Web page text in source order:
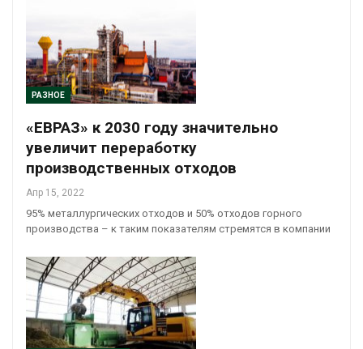
РАЗНОЕ
«ЕВРАЗ» к 2030 году значительно
увеличит переработку
производственных отходов
Апр 15, 2022
95% металлургических отходов и 50% отходов горного
производства – к таким показателям стремятся в компании